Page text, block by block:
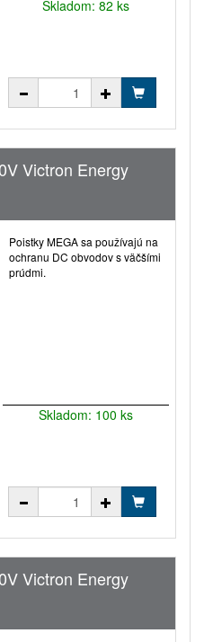
Skladom: 82 ks
Victron Energy
Poistky MEGA sa používajú na
ochranu DC obvodov s väčšími
prúdmi.
Skladom: 100 ks
Victron Energy